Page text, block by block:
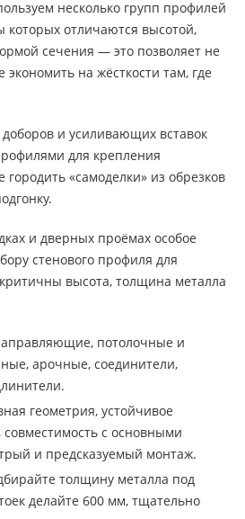
несколько групп профилей
которых отличаются высотой,
сечения — это позволяет не
на жёсткости там, где
и усиливающих вставок
для крепления
городить «самоделки» из обрезков
и дверных проёмах особое
стенового профиля для
высота, толщина металла
потолочные и
арочные, соединители,
геометрия, устойчивое
с основными
и предсказуемый монтаж.
толщину металла под
делайте 600 мм, тщательно